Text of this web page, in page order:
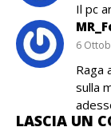
Il pc
6
Raga
sulla
LASCIA UN